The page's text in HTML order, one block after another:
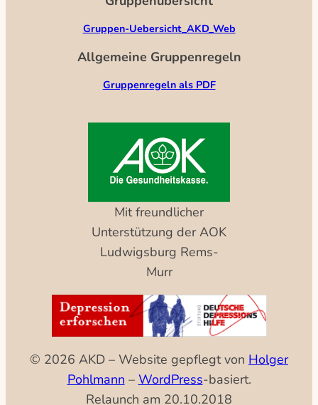
Gruppen-Uebersicht_AKD_Web
Allgemeine Gruppenregeln
Gruppenregeln als PDF
Mit freundlicher
Unterstützung der AOK
Ludwigsburg Rems-
Murr
© 2026 AKD – Website gepflegt von Holger
Pohlmann – WordPress-basiert.
Relaunch am 20.10.2018